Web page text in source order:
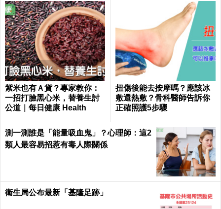
紫米也有Ａ貨？專家教你：
一招打臉黑心米，替養生討
公道｜每日健康 Health
扭傷後能去按摩嗎？應該冰
敷還熱敷？骨科醫師告訴你
正確照護5步驟
測一測誰是「能量吸血鬼」？心理師：這2
類人最容易招惹有毒人際關係
衛生局公布最新「基隆足跡」